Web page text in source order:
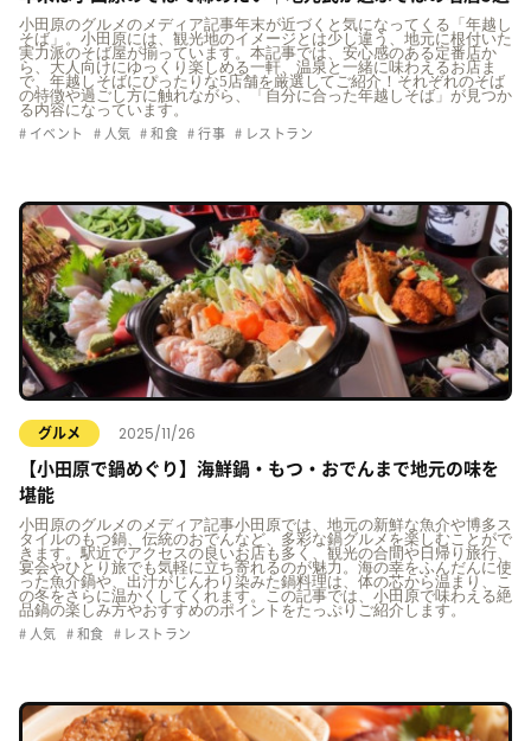
小田原のグルメのメディア記事年末が近づくと気になってくる「年越し
そば」。小田原には、観光地のイメージとは少し違う、地元に根付いた
実力派のそば屋が揃っています。本記事では、安心感のある定番店か
ら、大人向けにゆっくり楽しめる一軒、温泉と一緒に味わえるお店ま
で、年越しそばにぴったりな5店舗を厳選してご紹介！それぞれのそば
の特徴や過ごし方に触れながら、「自分に合った年越しそば」が見つか
る内容になっています。
イベント 人気 和食 行事 レストラン
グルメ 2025/11/26
【小田原で鍋めぐり】海鮮鍋・もつ・おでんまで地元の味を
堪能
小田原のグルメのメディア記事小田原では、地元の新鮮な魚介や博多ス
タイルのもつ鍋、伝統のおでんなど、多彩な鍋グルメを楽しむことがで
きます。駅近でアクセスの良いお店も多く、観光の合間や日帰り旅行、
宴会やひとり旅でも気軽に立ち寄れるのが魅力。海の幸をふんだんに使
った魚介鍋や、出汁がじんわり染みた鍋料理は、体の芯から温まり、こ
の冬をさらに温かくしてくれます。この記事では、小田原で味わえる絶
品鍋の楽しみ方やおすすめのポイントをたっぷりご紹介します。
人気 和食 レストラン